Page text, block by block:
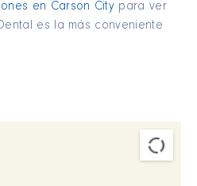
en Carson City para ver
es la más conveniente